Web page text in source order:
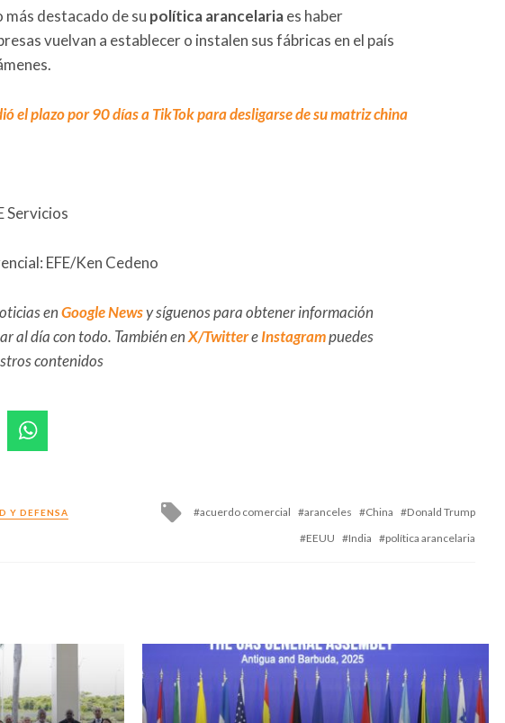
destacado de su política arancelariaes haber
vuelvan a establecer o instalen sus fábricas en el país
el plazo por 90 días a TikTok para desligarse de su matriz china
Servicios
EFE/Ken Cedeno
enGoogle Newsy síguenos para obtener información
al día con todo. También enX/TwittereInstagrampuedes
contenidos
Y DEFENSA
Tagged
with
acuerdo comercial aranceles China
Donald Trump
EEUU
India política arancelaria